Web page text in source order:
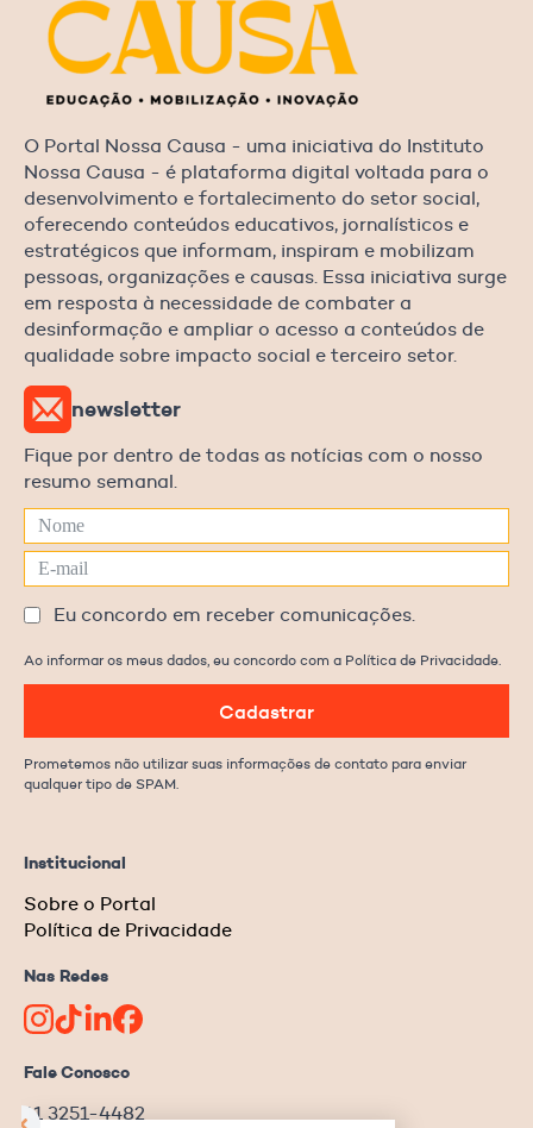
O Portal Nossa Causa - uma iniciativa do Instituto
Nossa Causa - é plataforma digital voltada para o
desenvolvimento e fortalecimento do setor social,
oferecendo conteúdos educativos, jornalísticos e
estratégicos que informam, inspiram e mobilizam
pessoas, organizações e causas. Essa iniciativa surge
em resposta à necessidade de combater a
desinformação e ampliar o acesso a conteúdos de
qualidade sobre impacto social e terceiro setor.
Institucional
Sobre o Portal
Política de Privacidade
Nas Redes
Fale Conosco
11 3251-4482
newsletter
Fique por dentro de todas as notícias com o nosso
resumo semanal.
Eu concordo em receber comunicações.
Ao informar os meus dados, eu concordo com a Política de Privacidade.
Cadastrar
Prometemos não utilizar suas informações de contato para enviar
qualquer tipo de SPAM.